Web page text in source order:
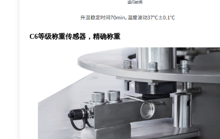
C6等级称重传感器，精确称重